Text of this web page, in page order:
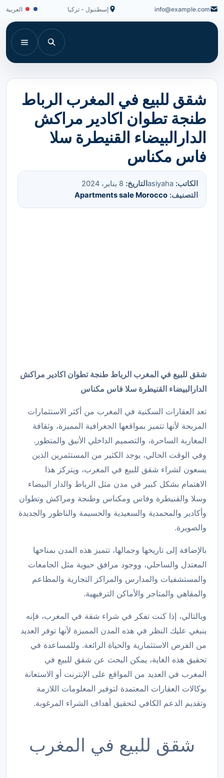
info@example.com إسطنبول - تركيا العربية
شقق للبيع في المغرب الرباط
طنجة تطوان اكادير مراكش
الدارالبيضاء القنيطرة سلا
فاس مكناس
الكاتب: asiyaha التاريخ:
التصنيف: Apartments sale Morocco
شقق للبيع في المغرب الرباط طنجة تطوان اكادير مراكش
الدارالبيضاء القنيطرة سلا فاس مكناس
تعد العقارات السكنية في المغرب من أكثر الاستثمارات
المربحة لأنها تتميز بمواقعها الجغرافية المميزة، وثقافة
المغاربة الساحرة، والتصميم الداخلي الأنيق والمتطور.
وفي الوقت الحالي، يوجد الكثير من المستثمرين الذين
يسعون لشراء شقق للبيع في المغرب، ويتركز هذا
الاهتمام بشكل كبير في مدن مثل الرباط والدار البيضاء
وسلا والقنيطرة وفاس ومكناس وطنجة ومراكش وتطوان
وأكادير والمحمدية والسعيدية والحسيمة والناظور والجديدة
والصويرة.
بالإضافة إلى تاريخها وجمالها، تتميز هذه المدن بمناخها
المعتدل والساحلي، ووجود مرافق حيوية مثل الجامعات
والمستشفيات والمدارس والمراكز التجارية والمطاعم
والمقاهي والمتاجر والأماكن الترفيهية.
وبالتالي، إذا كنت تفكر في شراء شقة في المغرب، فإنه
ينبغي عليك النظر في هذه المدن المميزة لأنها توفر العديد
من الفرص الاستثمارية والحياة الرائعة. وللمساعدة في
تحقيق هذه الغاية، يمكن البحث عن شقق للبيع في
المغرب في العديد من المواقع على الإنترنت أو الاستعانة
بوكالات العقارات المعتمدة لتوفير المعلومات اللازمة
وتقديم الدعم الكافي لتحقيق أهداف الشراء المرغوبة.
شقق للبيع في المغرب